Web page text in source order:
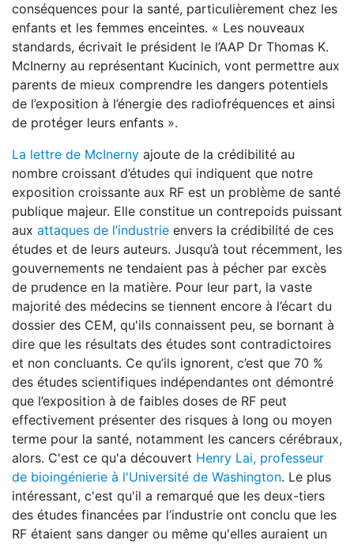
conséquences pour la santé, particulièrement chez les
enfants et les femmes enceintes. « Les nouveaux
standards, écrivait le président le l’AAP Dr Thomas K.
McInerny au représentant Kucinich, vont permettre aux
parents de mieux comprendre les dangers potentiels
de l’exposition à l’énergie des radiofréquences et ainsi
de protéger leurs enfants ».
La lettre de McInerny ajoute de la crédibilité au
nombre croissant d’études qui indiquent que notre
exposition croissante aux RF est un problème de santé
publique majeur. Elle constitue un contrepoids puissant
aux attaques de l’industrie envers la crédibilité de ces
études et de leurs auteurs. Jusqu’à tout récemment, les
gouvernements ne tendaient pas à pécher par excès
de prudence en la matière. Pour leur part, la vaste
majorité des médecins se tiennent encore à l’écart du
dossier des CEM, qu'ils connaissent peu, se bornant à
dire que les résultats des études sont contradictoires
et non concluants. Ce qu’ils ignorent, c’est que 70 %
des études scientifiques indépendantes ont démontré
que l’exposition à de faibles doses de RF peut
effectivement présenter des risques à long ou moyen
terme pour la santé, notamment les cancers cérébraux,
alors. C'est ce qu'a découvert Henry Lai, professeur
de bioingénierie à l'Université de Washington. Le plus
intéressant, c'est qu'il a remarqué que les deux-tiers
des études financées par l’industrie ont conclu que les
RF étaient sans danger ou même qu'elles auraient un